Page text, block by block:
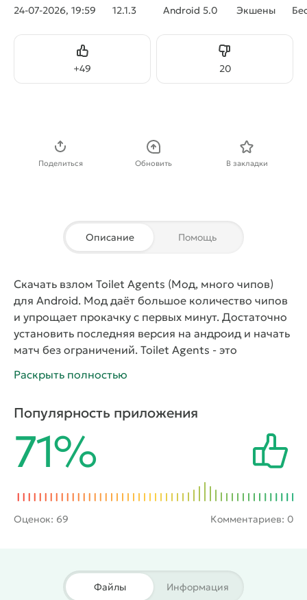
24-07-2026, 19:59
12.1.3
Android 5.0
Экшены
+49
Нравится 20Не нравится
Поделиться Обновить В закладки
Описание Помощь
Скачать взлом Toilet Agents (Мод, много чипов)
для Android. Мод даёт большое количество чипов
и упрощает прокачку с первых минут. Достаточно
установить последняя версия на андроид и начать
матч без ограничений. Toilet Agents - это
противостояния, где технологичные агенты ведут
скрытность. Игра строится на командных матчах с
возможностью выбора стороны. Пользователь
принимает роль агента с оборудованием для
поиска врагов или становится представителем
противоположной фракции с навыками
маскировки. Карты предлагают закрытые
пространства и открытые зоны для манёвра.
смены роли работает прямо во время матча после
поражения. Игрок тестирует обе стороны и
Раскрыть полностью
Популярность приложения
71%
Оценок: 69 Комментариев: 0
Файлы Информация